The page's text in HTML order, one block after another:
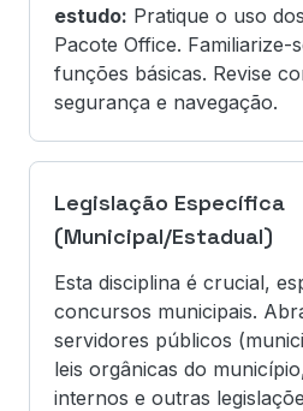
estudo: Pratique o uso
Pacote Office. Familiarize-
funções básicas. Revise
segurança e navegação.
Legislação Específica
(Municipal/Estadual)
Esta disciplina é crucial,
concursos municipais.
servidores públicos
leis orgânicas do
internos e outras